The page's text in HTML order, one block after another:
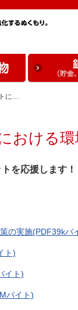
に…
おける
を応援します！
の実施(PDF39kバ
ト)
イト)
バイト)